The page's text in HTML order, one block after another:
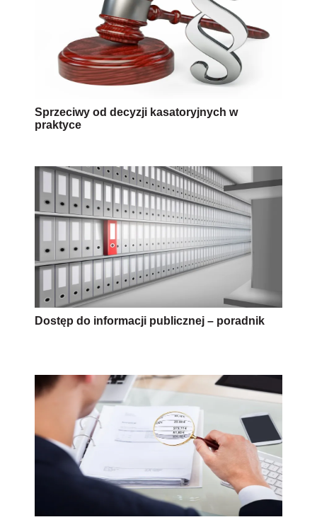
Sprzeciwy od decyzji kasatoryjnych w
praktyce
Dostęp do informacji publicznej – poradnik